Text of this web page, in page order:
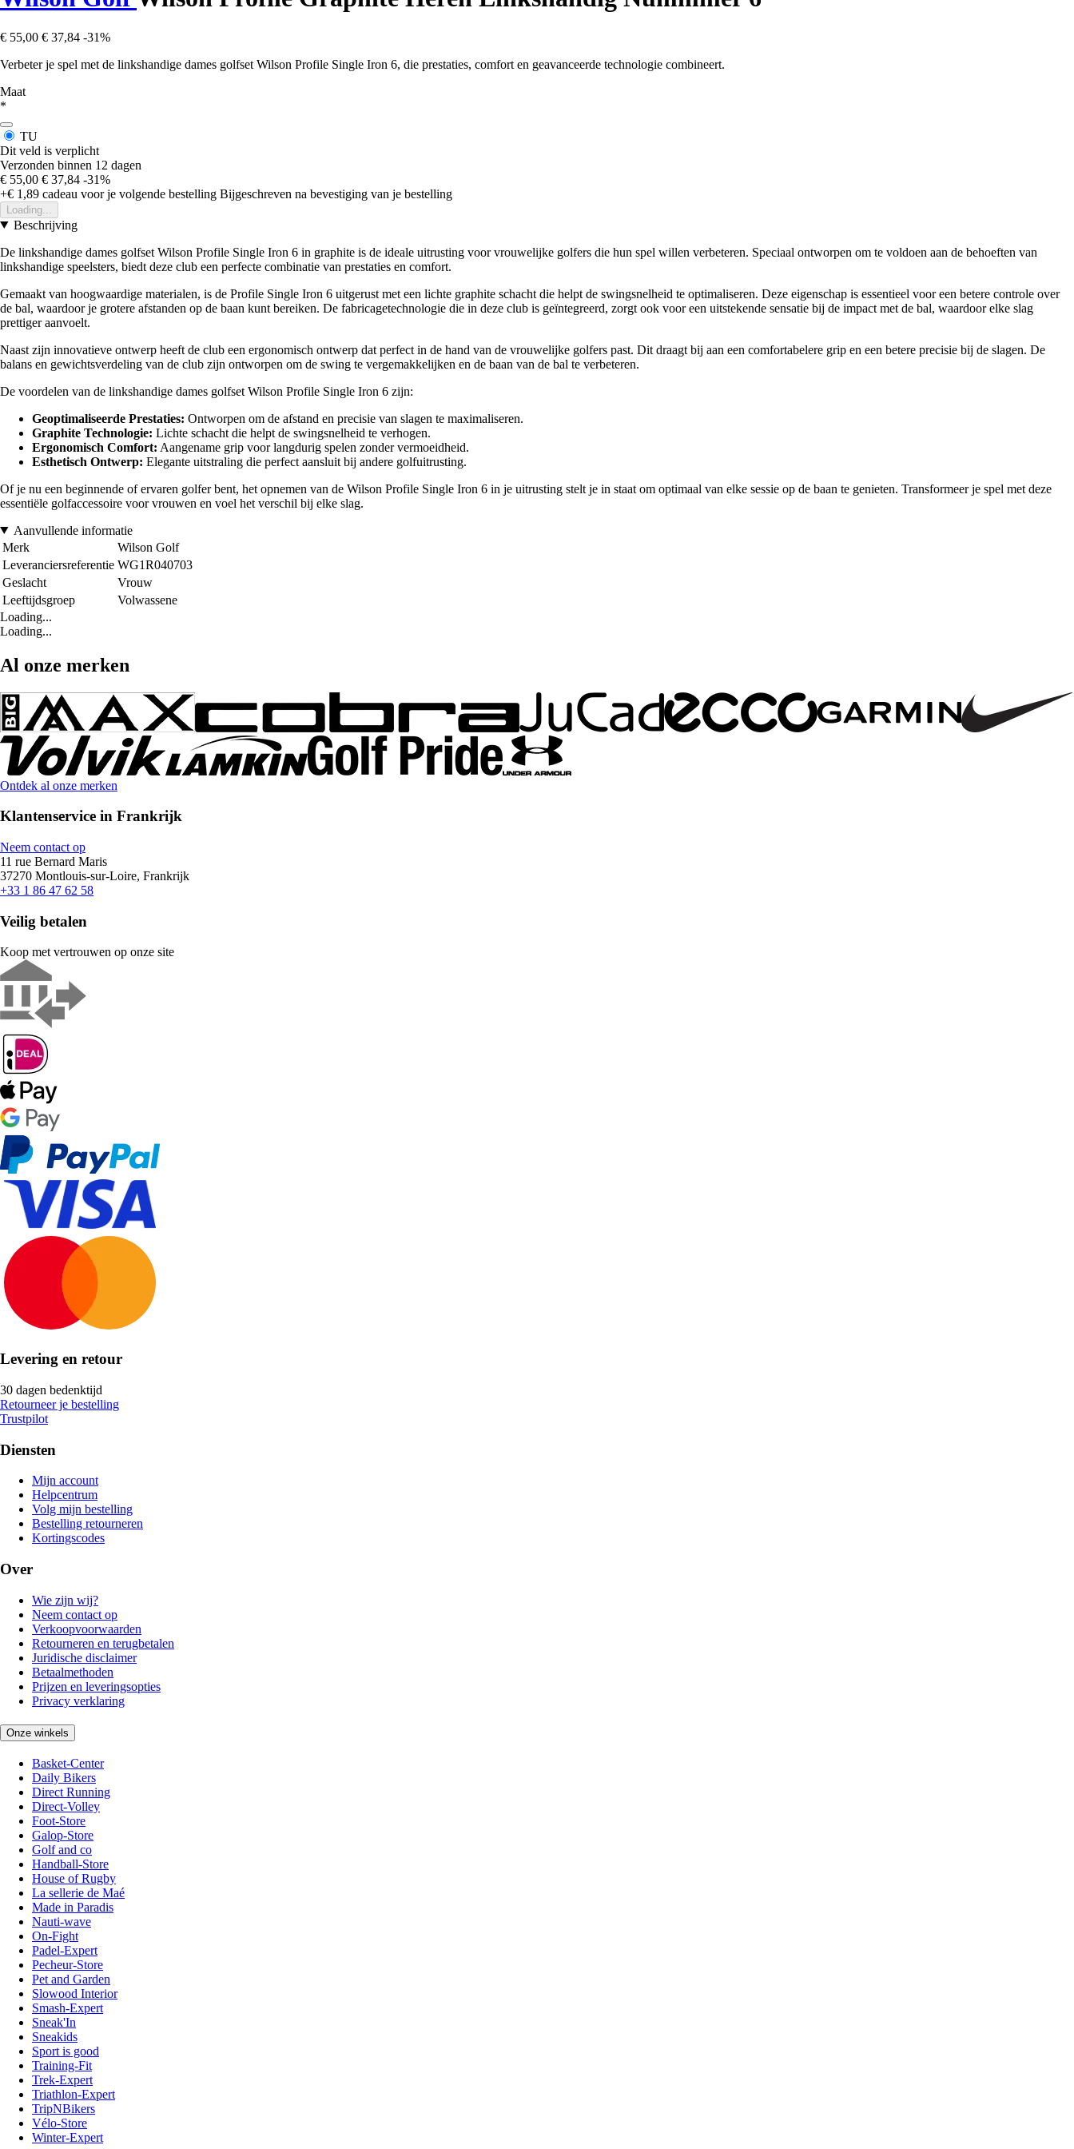
€ 55,00 € 37,84 -31%
Verbeter je spel met de linkshandige dames golfset Wilson Profile Single Iron 6, die prestaties, comfort en geavanceerde technologie combineert.
Maat
*
TU
Dit veld is verplicht
Verzonden binnen 12 dagen
€ 55,00 € 37,84 -31%
+€ 1,89 cadeau voor je volgende bestelling Bijgeschreven na bevestiging van je bestelling
Loading...
Beschrijving
De linkshandige dames golfset Wilson Profile Single Iron 6 in graphite is de ideale uitrusting voor vrouwelijke golfers die hun spel willen verbeteren. Speciaal ontworpen om te voldoen aan de behoeften van
linkshandige speelsters, biedt deze club een perfecte combinatie van prestaties en comfort.
Gemaakt van hoogwaardige materialen, is de Profile Single Iron 6 uitgerust met een lichte graphite schacht die helpt de swingsnelheid te optimaliseren. Deze eigenschap is essentieel voor een betere controle over
de bal, waardoor je grotere afstanden op de baan kunt bereiken. De fabricagetechnologie die in deze club is geïntegreerd, zorgt ook voor een uitstekende sensatie bij de impact met de bal, waardoor elke slag
prettiger aanvoelt.
Naast zijn innovatieve ontwerp heeft de club een ergonomisch ontwerp dat perfect in de hand van de vrouwelijke golfers past. Dit draagt bij aan een comfortabelere grip en een betere precisie bij de slagen. De
balans en gewichtsverdeling van de club zijn ontworpen om de swing te vergemakkelijken en de baan van de bal te verbeteren.
De voordelen van de linkshandige dames golfset Wilson Profile Single Iron 6 zijn:
Geoptimaliseerde Prestaties: Ontworpen om de afstand en precisie van slagen te maximaliseren.
Graphite Technologie: Lichte schacht die helpt de swingsnelheid te verhogen.
Ergonomisch Comfort: Aangename grip voor langdurig spelen zonder vermoeidheid.
Esthetisch Ontwerp: Elegante uitstraling die perfect aansluit bij andere golfuitrusting.
Of je nu een beginnende of ervaren golfer bent, het opnemen van de Wilson Profile Single Iron 6 in je uitrusting stelt je in staat om optimaal van elke sessie op de baan te genieten. Transformeer je spel met deze
essentiële golfaccessoire voor vrouwen en voel het verschil bij elke slag.
Aanvullende informatie
Merk
Wilson Golf
Leveranciersreferentie WG1R040703
Geslacht
Vrouw
Leeftijdsgroep
Volwassene
Loading...
Loading...
Al onze merken
Ontdek al onze merken
Klantenservice in Frankrijk
Neem contact op
11 rue Bernard Maris
37270 Montlouis-sur-Loire, Frankrijk
+33 1 86 47 62 58
Veilig betalen
Koop met vertrouwen op onze site
Levering en retour
30 dagen bedenktijd
Retourneer je bestelling
Trustpilot
Diensten
Mijn account
Helpcentrum
Volg mijn bestelling
Bestelling retourneren
Kortingscodes
Over
Wie zijn wij?
Neem contact op
Verkoopvoorwaarden
Retourneren en terugbetalen
Juridische disclaimer
Betaalmethoden
Prijzen en leveringsopties
Privacy verklaring
Onze winkels
Basket-Center
Daily Bikers
Direct Running
Direct-Volley
Foot-Store
Galop-Store
Golf and co
Handball-Store
House of Rugby
La sellerie de Maé
Made in Paradis
Nauti-wave
On-Fight
Padel-Expert
Pecheur-Store
Pet and Garden
Slowood Interior
Smash-Expert
Sneak'In
Sneakids
Sport is good
Training-Fit
Trek-Expert
Triathlon-Expert
TripNBikers
Vélo-Store
Winter-Expert